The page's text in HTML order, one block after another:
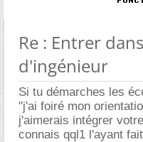
Re : Entrer
d'ingénieur
Si tu démarches les
"j'ai foiré mon
j'aimerais intégrer
connais qql1 l'ayant